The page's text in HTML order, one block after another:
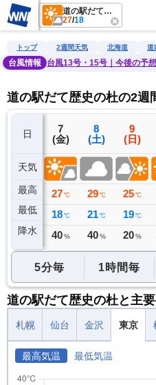
道の駅だて歴史の杜
27/18
雨雲レーダー 台風情報 地震情
トップ 2週間天気 北海道 道
台風情報
台風13号・15号｜今後の予
道の駅だて歴史の杜の2週
日
天気
最高
最低
降水
6
(木)
25 ℃
16 ℃
0 ミリ
7
(金)
27 ℃
18 ℃
40 %
8
(土)
29 ℃
21 ℃
40 %
9
(日)
25 ℃
19 ℃
20 %
5分毎 1時間毎
道の駅だて歴史の杜と主
札幌 仙台 金沢 東京
最高気温 最低気温